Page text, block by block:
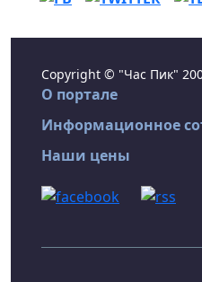
Copyright © "Час Пик"
О портале
Информационное
Наши цены